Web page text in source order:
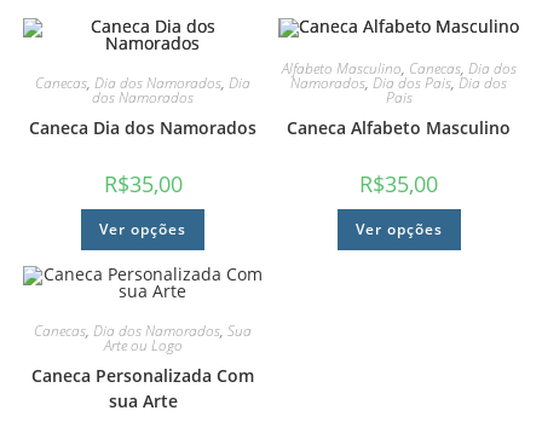
Canecas,Dia dos Namorados,Dia
dos Namorados
Caneca Dia dos Namorados
R$35,00
Ver opções
Alfabeto Masculino, Canecas, Dia dos
Namorados,Dia dos Pais,Dia dos
Pais
Caneca Alfabeto Masculino
R$35,00
Ver opções
Canecas,Dia dos Namorados,Sua
Arte ou Logo
Caneca Personalizada Com
sua Arte